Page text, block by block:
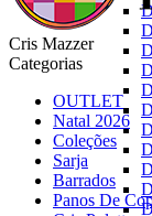
Cris Mazzer
Categorias
OUTLET
Natal 2026
Coleções
Sarja
Barrados
Panos De